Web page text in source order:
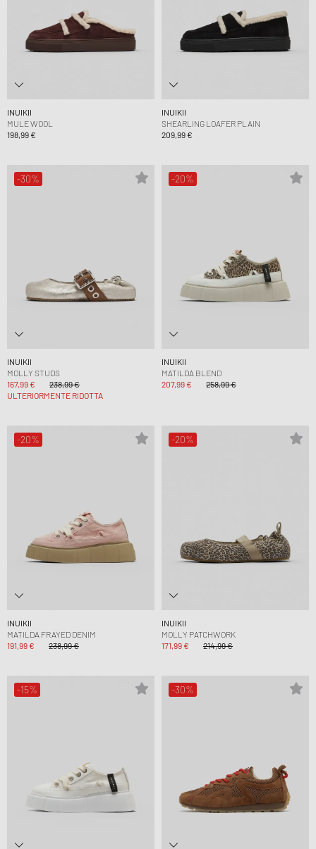
INUIKII
MULE WOOL
198,99 €
INUIKII
SHEARLING LOAFER PLAIN
209,99 €
-30%
INUIKII
MOLLY STUDS
167,99 €
238,99 €
ULTERIORMENTE RIDOTTA
-20%
INUIKII
MATILDA BLEND
207,99 €
258,99 €
-20%
INUIKII
MATILDA FRAYED DENIM
191,99 €
238,99 €
-20%
INUIKII
MOLLY PATCHWORK
171,99 €
214,99 €
-15% -30%